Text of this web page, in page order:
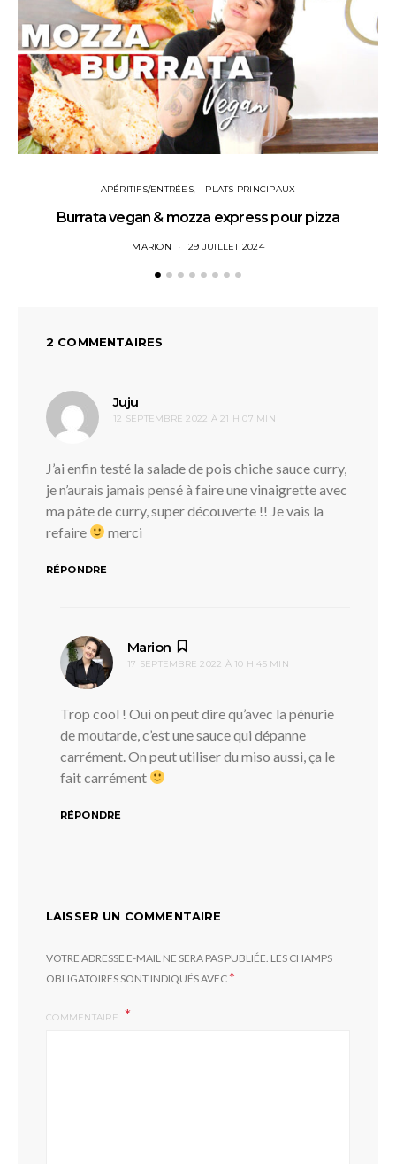
APÉRITIFS/ENTRÉES PLATS PRINCIPAUX
Burrata vegan & mozza express pour pizza
MARION 29 JUILLET 2024
2 COMMENTAIRES
Juju
12 SEPTEMBRE 2022 À 21 H 07 MIN
J’ai enfin testé la salade de pois chiche sauce curry,
je n’aurais jamais pensé à faire une vinaigrette avec
ma pâte de curry, super découverte !! Je vais la
refaire
merci
RÉPONDRE
Marion
17 SEPTEMBRE 2022 À 10 H 45 MIN
Trop cool ! Oui on peut dire qu’avec la pénurie
de moutarde, c’est une sauce qui dépanne
carrément. On peut utiliser du miso aussi, ça le
fait carrément
RÉPONDRE
LAISSER UN COMMENTAIRE
VOTRE ADRESSE E-MAIL NE SERA PAS PUBLIÉE. LES CHAMPS
OBLIGATOIRES SONT INDIQUÉS AVEC*
COMMENTAIRE